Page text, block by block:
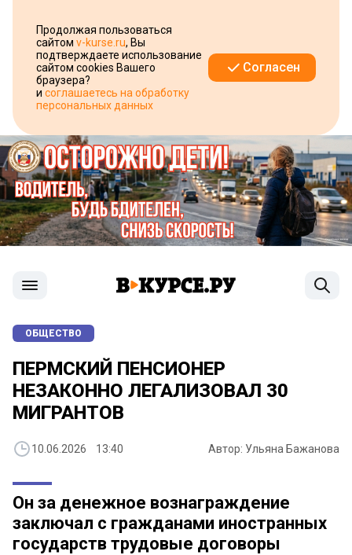
Продолжая пользоваться
сайтом v-kurse.ru, Вы
подтверждаете использование
сайтом cookies Вашего
браузера?
и соглашаетесь на обработку
персональных данных
Согласен
ОБЩЕСТВО
ПЕРМСКИЙ ПЕНСИОНЕР
НЕЗАКОННО ЛЕГАЛИЗОВАЛ 30
МИГРАНТОВ
10.06.2026 13:40 Автор: Ульяна Бажанова
Он за денежное вознаграждение
заключал с гражданами иностранных
государств трудовые договоры